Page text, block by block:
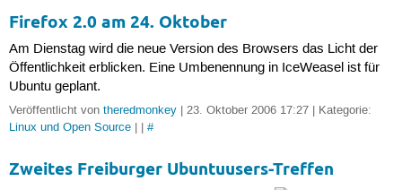
Firefox 2.0 am 24. Oktober
Am Dienstag wird die neue Version des Browsers das Licht der
Öffentlichkeit erblicken. Eine Umbenennung in IceWeasel ist für
Ubuntu geplant.
Veröffentlicht von theredmonkey| 23. Oktober 2006 17:27 | Kategorie:
Linux und Open Source| | #
Zweites Freiburger Ubuntuusers-Treffen